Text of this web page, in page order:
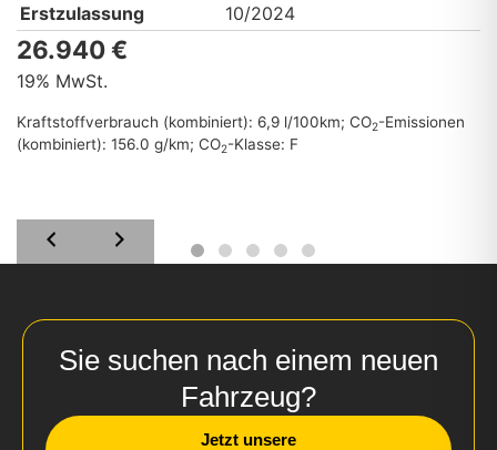
Erstzulassung
10/2024
26.940 €
19% MwSt.
Kraftstoffverbrauch (kombiniert): 6,9 l/100km; CO2-Emissionen
(kombiniert): 156.0 g/km; CO2-Klasse: F
Sie suchen nach einem neuen
Fahrzeug?
Jetzt unsere